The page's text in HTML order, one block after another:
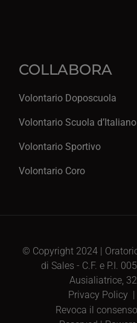
COLLABORA
Volontario Doposcuola
Volontario Scuola d’Italiano
Volontario Sportivo
Volontario Coro
© Copyright 2024 |
di Sales - C.F. e P.I.
Ausialiatrice,
Privacy Policy |
Revoca il